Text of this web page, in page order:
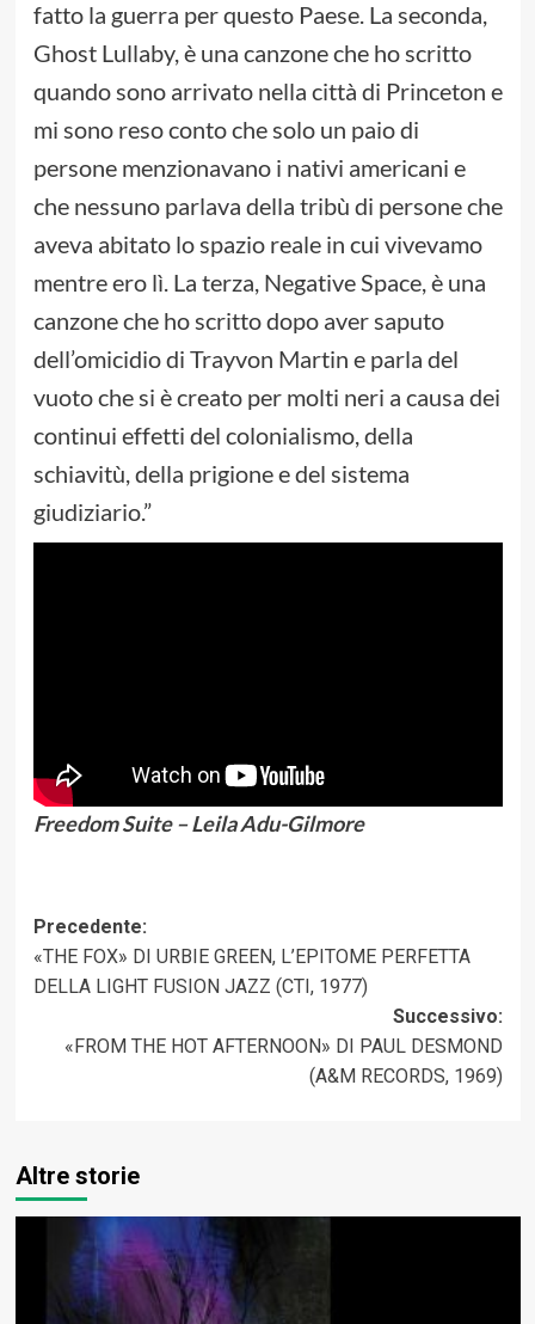
fatto la guerra per questo Paese. La seconda,
Ghost Lullaby, è una canzone che ho scritto
quando sono arrivato nella città di Princeton e
mi sono reso conto che solo un paio di
persone menzionavano i nativi americani e
che nessuno parlava della tribù di persone che
aveva abitato lo spazio reale in cui vivevamo
mentre ero lì. La terza, Negative Space, è una
canzone che ho scritto dopo aver saputo
dell’omicidio di Trayvon Martin e parla del
vuoto che si è creato per molti neri a causa dei
continui effetti del colonialismo, della
schiavitù, della prigione e del sistema
giudiziario.”
Freedom Suite – Leila Adu-Gilmore
Navigazione
articolo
Precedente:
«THE FOX» DI URBIE GREEN, L’EPITOME PERFETTA
DELLA LIGHT FUSION JAZZ (CTI, 1977)
Successivo:
«FROM THE HOT AFTERNOON» DI PAUL DESMOND
(A&M RECORDS, 1969)
Altre storie